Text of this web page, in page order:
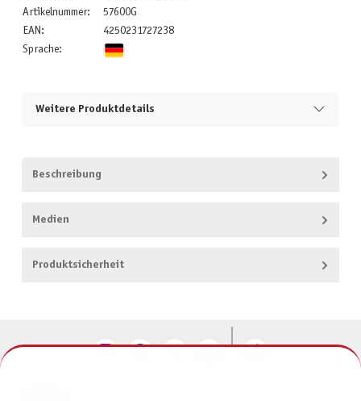
Artikelnummer:
57600G
EAN:
4250231727238
Sprache:
Weitere Produktdetails
Beschreibung
Medien
Produktsicherheit